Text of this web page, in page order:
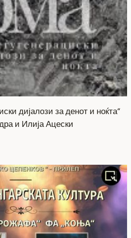
дијалози за денот и ноќта“
и Илија Ацески